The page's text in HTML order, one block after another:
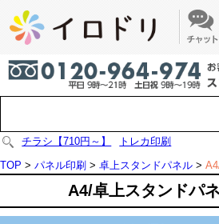
チラシ【710円～】
トレカ印刷
TOP > パネル印刷 > 卓上スタンドパネル >
A4/卓上スタンドパ